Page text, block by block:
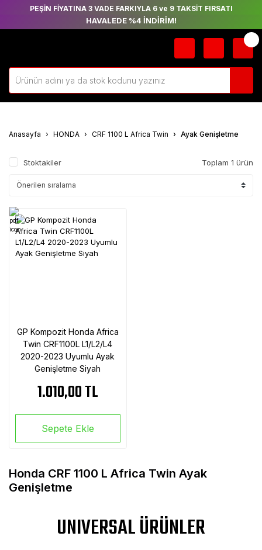
PEŞİN FİYATINA 3 VADE FARKIYLA 6 ve 9 TAKSİT FIRSATI
HAVALEDE %4 İNDİRİM!
Anasayfa HONDA CRF 1100 L Africa Twin Ayak Genişletme
Stoktakiler Toplam 1 ürün
GP Kompozit Honda Africa
Twin CRF1100L L1/L2/L4
2020-2023 Uyumlu Ayak
Genişletme Siyah
1.010,00 TL
Sepete Ekle
Honda CRF 1100 L Africa Twin Ayak
Genişletme
UNIVERSAL ÜRÜNLER